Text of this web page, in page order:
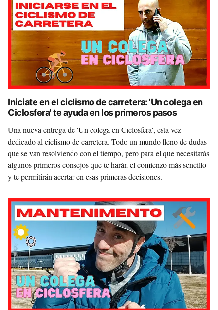
Iniciate en el ciclismo de carretera: 'Un colega en
Ciclosfera' te ayuda en los primeros pasos
Una nueva entrega de 'Un colega en Ciclosfera', esta vez
dedicado al ciclismo de carretera. Todo un mundo lleno de dudas
que se van resolviendo con el tiempo, pero para el que necesitarás
algunos primeros consejos que te harán el comienzo más sencillo
y te permitirán acertar en esas primeras decisiones.